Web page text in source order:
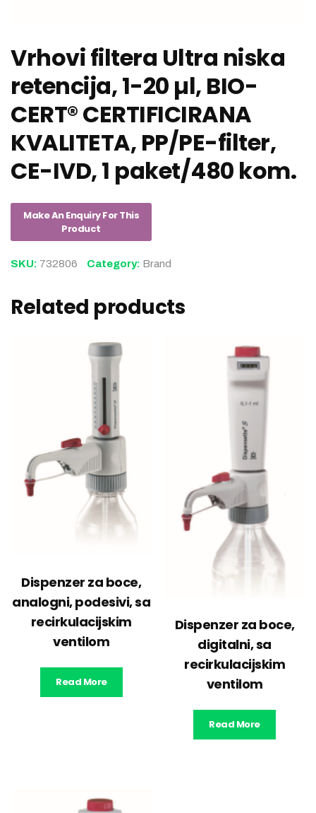
Vrhovi filtera Ultra niska
retencija, 1-20 µl, BIO-
CERT® CERTIFICIRANA
KVALITETA, PP/PE-filter,
CE-IVD, 1 paket/480 kom.
SKU: 732806 Category: Brand
Related products
Dispenzer za boce,
analogni, podesivi, sa
recirkulacijskim
ventilom
Read More
Dispenzer za boce,
digitalni, sa
recirkulacijskim
ventilom
Read More